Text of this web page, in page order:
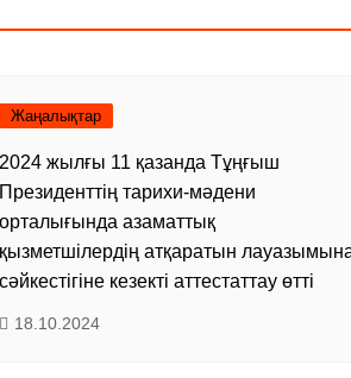
Жаңалықтар
жылғы 11 қазанда Тұңғыш
тарихи-мәдени
азаматтық
атқаратын
кезекті аттестаттау өтті
18.10.2024